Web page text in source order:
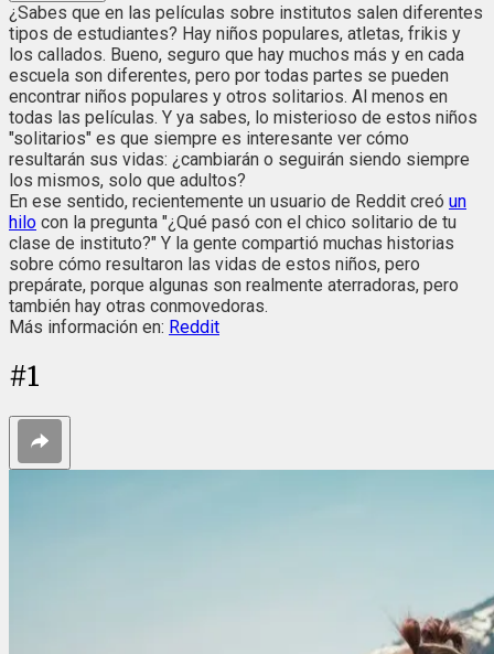
¿Sabes que en las películas sobre institutos salen diferentes
tipos de estudiantes? Hay niños populares, atletas, frikis y
los callados. Bueno, seguro que hay muchos más y en cada
escuela son diferentes, pero por todas partes se pueden
encontrar niños populares y otros solitarios. Al menos en
todas las películas. Y ya sabes, lo misterioso de estos niños
"solitarios" es que siempre es interesante ver cómo
resultarán sus vidas: ¿cambiarán o seguirán siendo siempre
los mismos, solo que adultos?
En ese sentido, recientemente un usuario de Reddit creó un
hilo con la pregunta "¿Qué pasó con el chico solitario de tu
clase de instituto?" Y la gente compartió muchas historias
sobre cómo resultaron las vidas de estos niños, pero
prepárate, porque algunas son realmente aterradoras, pero
también hay otras conmovedoras.
Más información en: Reddit
#1